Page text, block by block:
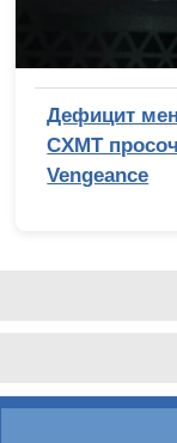
Дефицит
CXMT
Vengeance